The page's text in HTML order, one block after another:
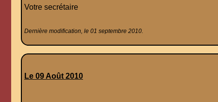
Votre secrétaire
Dernière modification, le 01 septembre 2010.
Le 09 Août 2010